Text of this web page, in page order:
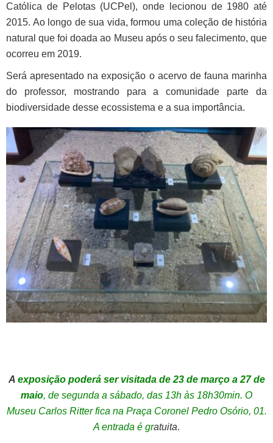
Católica de Pelotas (UCPel), onde lecionou de 1980 até
2015. Ao longo de sua vida, formou uma coleção de história
natural que foi doada ao Museu após o seu falecimento, que
ocorreu em 2019.
Será apresentado na exposição o acervo de fauna marinha
do professor, mostrando para a comunidade parte da
biodiversidade desse ecossistema e a sua importância.
Aexposição poderá ser visitada de 23 de março a 27 de
maio, de segunda a sábado, das 13h às 18h30min. O
Museu Carlos Ritter fica na Praça Coronel Pedro Osório, 01.
A entrada é gratuita.